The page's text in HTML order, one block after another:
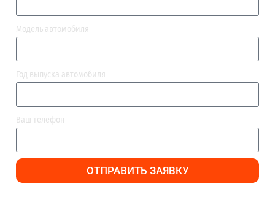
Модель автомобиля
Год выпуска автомобиля
Ваш телефон
ОТПРАВИТЬ ЗАЯВКУ